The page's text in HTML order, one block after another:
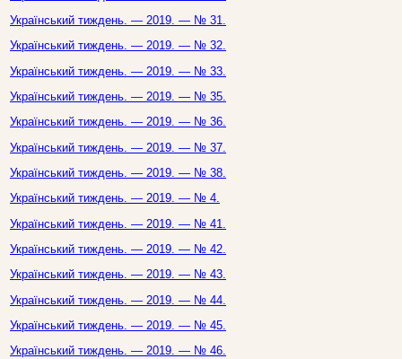
Український тиждень. — 2019. — № 31.
Український тиждень. — 2019. — № 32.
Український тиждень. — 2019. — № 33.
Український тиждень. — 2019. — № 35.
Український тиждень. — 2019. — № 36.
Український тиждень. — 2019. — № 37.
Український тиждень. — 2019. — № 38.
Український тиждень. — 2019. — № 4.
Український тиждень. — 2019. — № 41.
Український тиждень. — 2019. — № 42.
Український тиждень. — 2019. — № 43.
Український тиждень. — 2019. — № 44.
Український тиждень. — 2019. — № 45.
Український тиждень. — 2019. — № 46.